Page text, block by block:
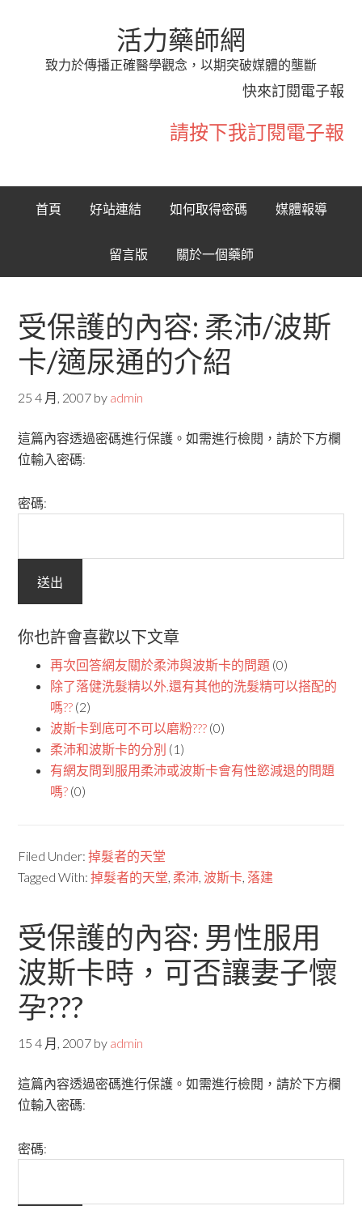
活力藥師網
致力於傳播正確醫學觀念，以期突破媒體的壟斷
快來訂閱電子報
請按下我訂閱電子報
首頁 好站連結 如何取得密碼 媒體報導
留言版 關於一個藥師
受保護的內容: 柔沛/波斯
卡/適尿通的介紹
25 4 月, 2007 by admin
這篇內容透過密碼進行保護。如需進行檢閱，請於下方欄
位輸入密碼:
密碼:
你也許會喜歡以下文章
再次回答網友關於柔沛與波斯卡的問題 (0)
除了落健洗髮精以外,還有其他的洗髮精可以搭配的
嗎?? (2)
波斯卡到底可不可以磨粉??? (0)
柔沛和波斯卡的分別 (1)
有網友問到服用柔沛或波斯卡會有性慾減退的問題
嗎? (0)
Filed Under:掉髮者的天堂
Tagged With:掉髮者的天堂, 柔沛, 波斯卡, 落建
受保護的內容: 男性服用
波斯卡時，可否讓妻子懷
孕???
15 4 月, 2007 by admin
這篇內容透過密碼進行保護。如需進行檢閱，請於下方欄
位輸入密碼:
密碼: